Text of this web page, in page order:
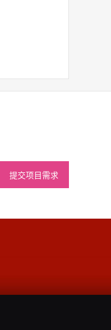
提交项目需求